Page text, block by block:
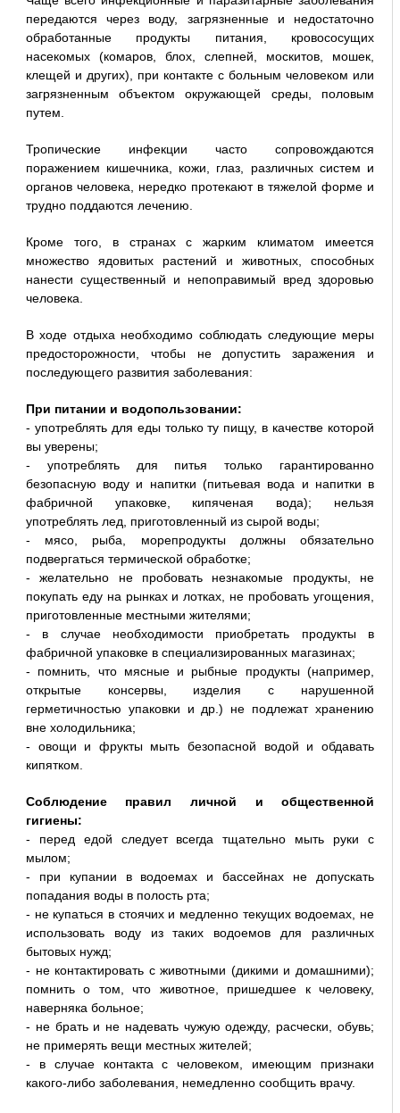
передаются через воду, загрязненные и недостаточно
обработанные продукты питания, кровососущих
насекомых (комаров, блох, слепней, москитов, мошек,
клещей и других), при контакте с больным человеком или
загрязненным объектом окружающей среды, половым
путем.
Тропические инфекции часто сопровождаются
поражением кишечника, кожи, глаз, различных систем и
органов человека, нередко протекают в тяжелой форме и
трудно поддаются лечению.
Кроме того, в странах с жарким климатом имеется
множество ядовитых растений и животных, способных
нанести существенный и непоправимый вред здоровью
человека.
В ходе отдыха необходимо соблюдать следующие меры
предосторожности, чтобы не допустить заражения и
последующего развития заболевания:
При питании и водопользовании:
- употреблять для еды только ту пищу, в качестве которой
вы уверены;
- употреблять для питья только гарантированно
безопасную воду и напитки (питьевая вода и напитки в
фабричной упаковке, кипяченая вода); нельзя
употреблять лед, приготовленный из сырой воды;
- мясо, рыба, морепродукты должны обязательно
подвергаться термической обработке;
- желательно не пробовать незнакомые продукты, не
покупать еду на рынках и лотках, не пробовать угощения,
приготовленные местными жителями;
- в случае необходимости приобретать продукты в
фабричной упаковке в специализированных магазинах;
- помнить, что мясные и рыбные продукты (например,
открытые консервы, изделия с нарушенной
герметичностью упаковки и др.) не подлежат хранению
вне холодильника;
- овощи и фрукты мыть безопасной водой и обдавать
кипятком.
Соблюдение правил личной и общественной
гигиены:
- перед едой следует всегда тщательно мыть руки с
мылом;
- при купании в водоемах и бассейнах не допускать
попадания воды в полость рта;
- не купаться в стоячих и медленно текущих водоемах, не
использовать воду из таких водоемов для различных
бытовых нужд;
- не контактировать с животными (дикими и домашними);
помнить о том, что животное, пришедшее к человеку,
наверняка больное;
- не брать и не надевать чужую одежду, расчески, обувь;
не примерять вещи местных жителей;
- в случае контакта с человеком, имеющим признаки
какого-либо заболевания, немедленно сообщить врачу.